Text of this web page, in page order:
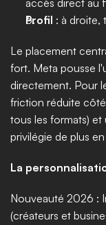
accès direct au
Profil : à droite,
Le placement
fort. Meta pousse
directement. Pour
friction réduite
tous les formats)
privilégie de plus
La
Nouveauté 2026 :
(créateurs et